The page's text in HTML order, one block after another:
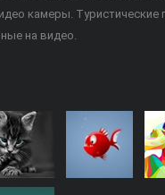
камеры. Туристические
на видео.